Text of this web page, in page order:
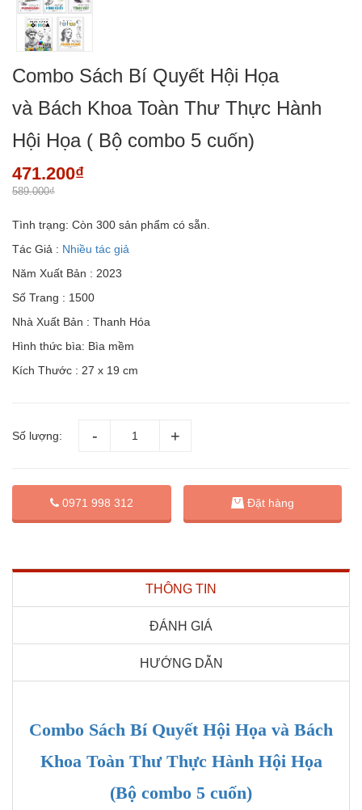
Combo Sách Bí Quyết Hội Họa
và Bách Khoa Toàn Thư Thực Hành
Hội Họa ( Bộ combo 5 cuốn)
471.200₫
589.000₫
Tình trạng: Còn 300 sản phẩm có sẵn.
Tác Giả : Nhiều tác giả
Năm Xuất Bản : 2023
Số Trang : 1500
Nhà Xuất Bản : Thanh Hóa
Hình thức bìa: Bìa mềm
Kích Thước : 27 x 19 cm
Số lượng:
0971 998 312 Đặt hàng
THÔNG TIN
ĐÁNH GIÁ
HƯỚNG DẪN
Combo Sách Bí Quyết Hội Họa và Bách
Khoa Toàn Thư Thực Hành Hội Họa
(Bộ combo 5 cuốn)